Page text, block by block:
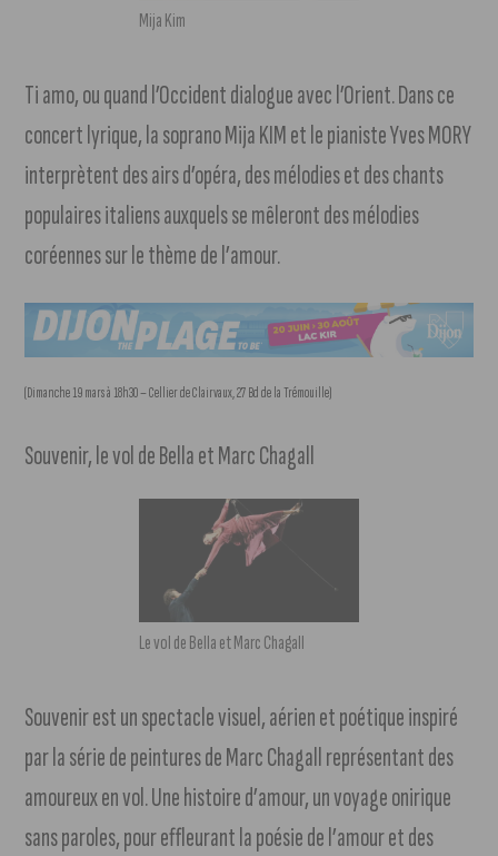
Mija Kim
Ti amo, ou quand l’Occident dialogue avec l’Orient. Dans ce
concert lyrique, la soprano Mija KIM et le pianiste Yves MORY
interprètent des airs d’opéra, des mélodies et des chants
populaires italiens auxquels se mêleront des mélodies
coréennes sur le thème de l’amour.
(Dimanche 19 mars à 18h30 – Cellier de Clairvaux, 27 Bd de la Trémouille)
Souvenir, le vol de Bella et Marc Chagall
Le vol de Bella et Marc Chagall
Souvenir est un spectacle visuel, aérien et poétique inspiré
par la série de peintures de Marc Chagall représentant des
amoureux en vol. Une histoire d’amour, un voyage onirique
sans paroles, pour effleurant la poésie de l’amour et des